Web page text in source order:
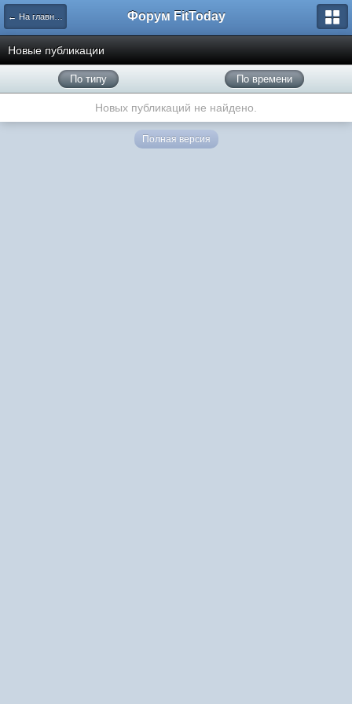
← На главную Форум FitToday
Новые публикации
По типу По времени
Новых публикаций не найдено.
Полная версия